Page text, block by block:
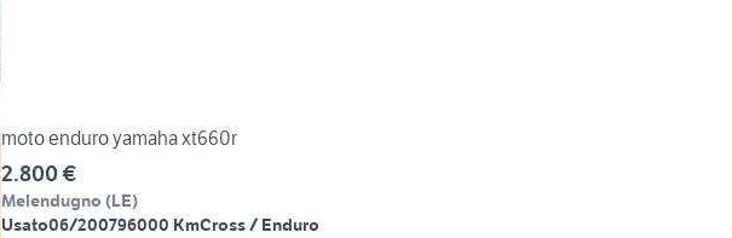
moto enduro yamaha xt660r
2.800 €
Melendugno (LE)
Usato06/200796000 KmCross / Enduro